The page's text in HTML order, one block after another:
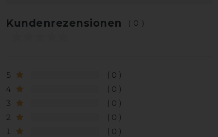
Kundenrezensionen (0)
5
0
4
0
3
0
2
0
1
0